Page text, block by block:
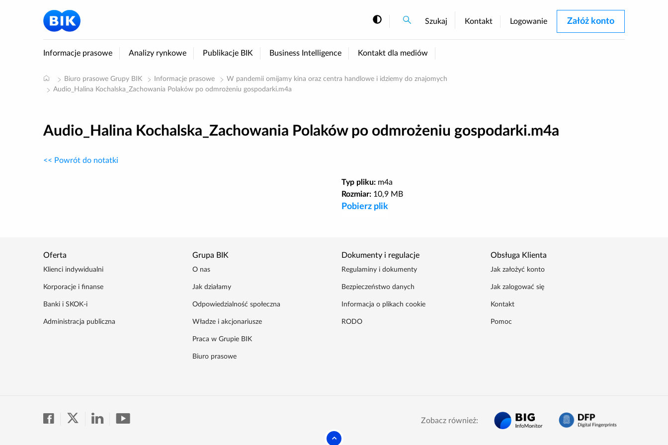
Zmiana kontrastu
SzukajSzukaj
Szukaj Kontakt Logowanie Załóż konto
Informacje prasowe Analizy rynkowe Publikacje BIK Business Intelligence Kontakt dla mediów
Biuro prasowe Grupy BIK Informacje prasowe
W pandemii omijamy kina oraz centra handlowe i idziemy do znajomych
Audio_Halina Kochalska_Zachowania Polaków po odmrożeniu gospodarki.m4a
Audio_Halina Kochalska_Zachowania Polaków po odmrożeniu gospodarki.m4a
<< Powrót do notatki
Typ pliku: m4a
Rozmiar: 10,9 MB
Pobierz plik
Oferta
Klienci indywidualni
Korporacje i finanse
Banki i SKOK-i
Administracja publiczna
Grupa BIK
O nas
Jak działamy
Odpowiedzialność społeczna
Władze i akcjonariusze
Praca w Grupie BIK
Biuro prasowe
Dokumenty i regulacje
Regulaminy i dokumenty
Bezpieczeństwo danych
Informacja o plikach cookie
RODO
Obsługa Klienta
Jak założyć konto
Jak zalogować się
Kontakt
Pomoc
Zobacz również: